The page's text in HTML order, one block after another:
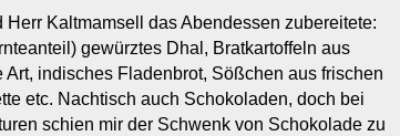
Herr Kaltmamsell das Abendessen zubereitete:
gewürztes Dhal, Bratkartoffeln aus
Art, indisches Fladenbrot, Sößchen aus frischen
etc. Nachtisch auch Schokoladen, doch bei
schien mir der Schwenk von Schokolade zu